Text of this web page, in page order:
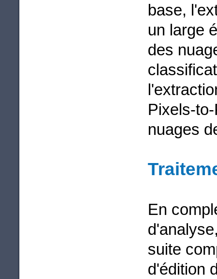
base,
un large
des
Pixels-
nuages
En
suite
d'édition